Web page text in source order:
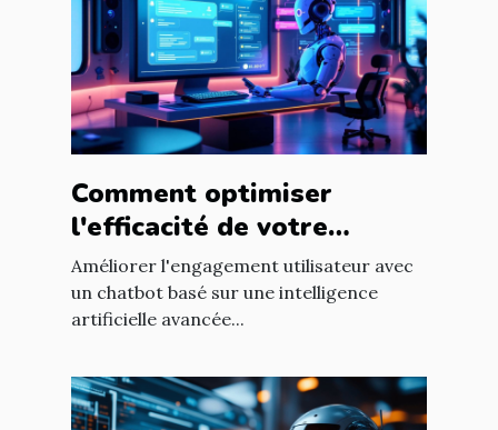
Comment optimiser
l'efficacité de votre
chatbot GPT pour
améliorer l'engagement
utilisateur
Améliorer l'engagement utilisateur avec
un chatbot basé sur une intelligence
artificielle avancée...